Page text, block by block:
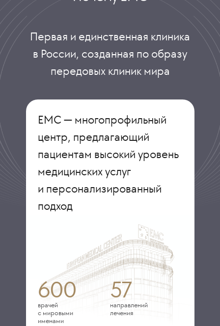
Первая и единственная клиника
в России, созданная по образу
передовых клиник мира
ЕМС — многопрофильный
центр, предлагающий
пациентам высокий уровень
медицинских услуг
и персонализированный
подход
600
врачей
с мировыми
именами
57
направлений
лечения